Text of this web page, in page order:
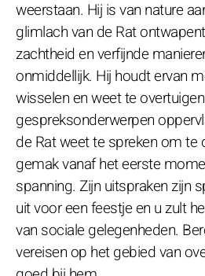
weerstaan. Hij is van nature
glimlach van de Rat
zachtheid en verfijnde
onmiddellijk. Hij houdt ervan
wisselen en weet te
gespreksonderwerpen
de Rat weet te spreken om te
gemak vanaf het eerste
spanning. Zijn uitspraken zijn
uit voor een feestje en u zult
van sociale gelegenheden.
vereisen op het gebied van